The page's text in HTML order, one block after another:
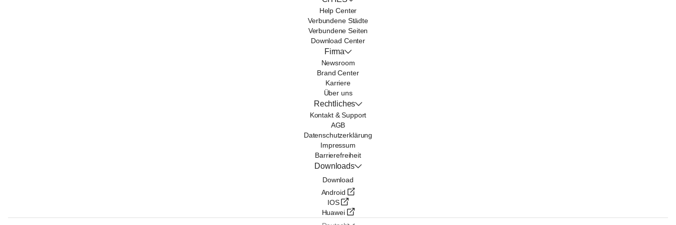
Help Center
Verbundene Städte
Verbundene Seiten
Download Center
Firma
Newsroom
Brand Center
Karriere
Über uns
Rechtliches
Kontakt & Support
AGB
Datenschutzerklärung
Impressum
Barrierefreiheit
Downloads
Download
Android
IOS
Huawei